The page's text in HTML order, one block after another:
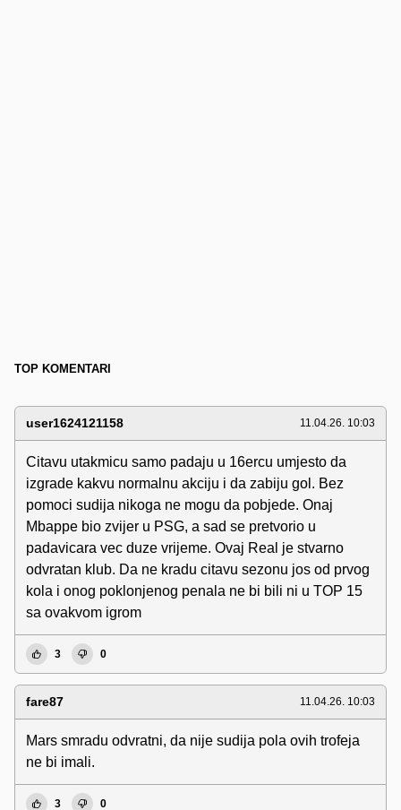
TOP KOMENTARI
user1624121158 11.04.26. 10:03
Citavu utakmicu samo padaju u 16ercu umjesto da
izgrade kakvu normalnu akciju i da zabiju gol. Bez
pomoci sudija nikoga ne mogu da pobjede. Onaj
Mbappe bio zvijer u PSG, a sad se pretvorio u
padavicara vec duze vrijeme. Ovaj Real je stvarno
odvratan klub. Da ne kradu citavu sezonu jos od prvog
kola i onog poklonjenog penala ne bi bili ni u TOP 15
sa ovakvom igrom
3 0
fare87 11.04.26. 10:03
Mars smradu odvratni, da nije sudija pola ovih trofeja
ne bi imali.
3 0